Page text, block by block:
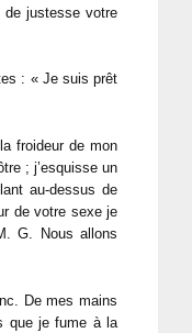
justesse votre
: « Je suis prêt
froideur de mon
; j’esquisse un
au-dessus de
de votre sexe je
G. Nous allons
De mes mains
que je fume à la